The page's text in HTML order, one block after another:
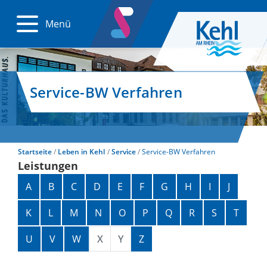
Menü
Service-BW Verfahren
Startseite Leben in Kehl Service Service-BW Verfahren
Leistungen
Alphabetisches Register überspringen
A B C D E F G H I
J
K
L M N O P Q R S
T
U
V W X Y Z